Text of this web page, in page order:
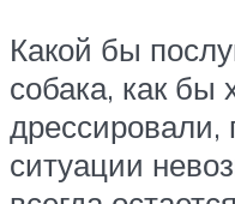
Какой бы
собака, как
дрессировали,
ситуации